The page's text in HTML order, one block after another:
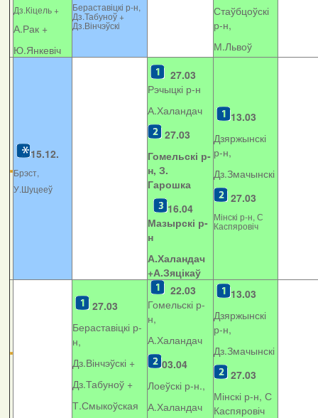
Дз.Кіцель +
А.Рак +
Ю.Янкевіч
Бераставіцкі р-н,
Дз.Табуноў +
Дз.Вінчэўскі
Стаўбцоўскі
р-н,
М.Львоў
15.12.
Брэст,
У.Шуцееў
27.03
Рэчыцкі р-н
А.Халандач
27.03
Гомельскі р-
н, З.
Гарошка
16.04
Мазырскі р-
н
А.Халандач
+А.Зяцікаў
13.03
Дзяржынскі
р-н,
Дз.Змачынскі
27.03
Мінскі р-н, С
Каспяровіч
27.03
Бераставіцкі р-
н,
Дз.Вінчэўскі +
Дз.Табуноў +
Т.Смыкоўская
22.03
Гомельскі р-
н,
А.Халандач
03.04
Лоеўскі р-н.,
А.Халандач
13.03
Дзяржынскі
р-н,
Дз.Змачынскі
27.03
Мінскі р-н, С
Каспяровіч